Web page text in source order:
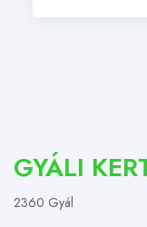
GYÁLI
2360 Gyál